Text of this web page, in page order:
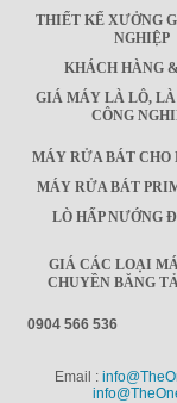
THIẾT KẾ XƯỞNG
NGHIỆP
KHÁCH HÀNG
GIÁ MÁY LÀ LÔ, LÀ
CÔNG
MÁY RỬA BÁT CHO
MÁY RỬA BÁT
LÒ HẤP NƯỚNG
GIÁ CÁC LOẠI
CHUYỀN BĂNG
0904 566 536
Email :